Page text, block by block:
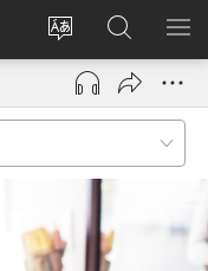
Ganti
basa
situs
Mlebu
(opens
window)
Golèk
JW.ORG